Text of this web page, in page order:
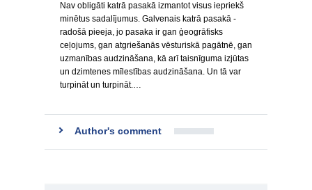
Nav obligāti katrā pasakā izmantot visus iepriekš
minētus sadalījumus. Galvenais katrā pasakā -
radošā pieeja, jo pasaka ir gan ģeogrāfisks
ceļojums, gan atgriešanās vēsturiskā pagātnē, gan
uzmanības audzināšana, kā arī taisnīguma izjūtas
un dzimtenes mīlestības audzināšana. Un tā var
turpināt un turpināt.…
Author's comment